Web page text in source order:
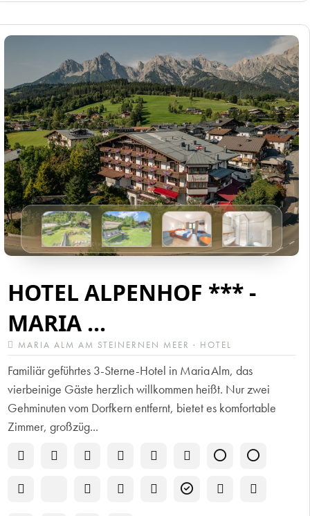
HOTEL ALPENHOF *** -
MARIA ...
MARIA ALM AM STEINERNEN MEER · HOTEL
Familiär geführtes 3-Sterne-Hotel in Maria Alm, das
vierbeinige Gäste herzlich willkommen heißt. Nur zwei
Gehminuten vom Dorfkern entfernt, bietet es komfortable
Zimmer, großzüg...